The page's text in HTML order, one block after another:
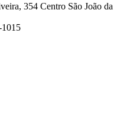
354 Centro São João da